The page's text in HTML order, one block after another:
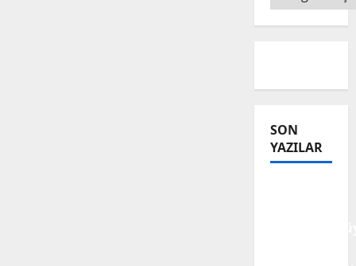
SON
YAZILAR